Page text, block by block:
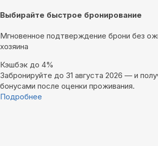
Выбирайте быстрое бронирование
Мгновенное подтверждение брони без
хозяина
Кэшбэк до 4%
Забронируйте до 31 августа 2026 — и
бонусами после оценки проживания.
Подробнее